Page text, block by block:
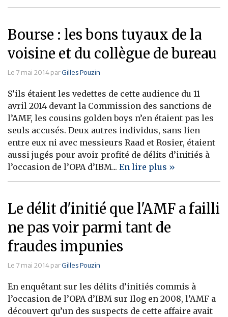
Bourse : les bons tuyaux de la
voisine et du collègue de bureau
Le 7 mai 2014 parGilles Pouzin
S’ils étaient les vedettes de cette audience du 11
avril 2014 devant la Commission des sanctions de
l’AMF, les cousins golden boys n’en étaient pas les
seuls accusés. Deux autres individus, sans lien
entre eux ni avec messieurs Raad et Rosier, étaient
aussi jugés pour avoir profité de délits d’initiés à
l’occasion de l’OPA d’IBM... En lire plus »
Le délit d'initié que l'AMF a failli
ne pas voir parmi tant de
fraudes impunies
Le 7 mai 2014 parGilles Pouzin
En enquêtant sur les délits d’initiés commis à
l’occasion de l’OPA d’IBM sur Ilog en 2008, l’AMF a
découvert qu’un des suspects de cette affaire avait